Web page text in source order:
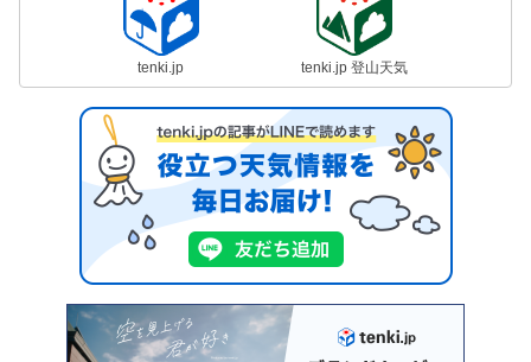
tenki.jp tenki.jp 登山天気